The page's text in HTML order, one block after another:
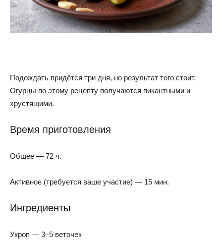
Подождать придётся три дня, но результат того стоит.
Огурцы по этому рецепту получаются пикантными и
хрустящими.
Время приготовления
Общее — 72 ч.
Активное (требуется ваше участие) — 15 мин.
Ингредиенты
Укроп — 3–5 веточек